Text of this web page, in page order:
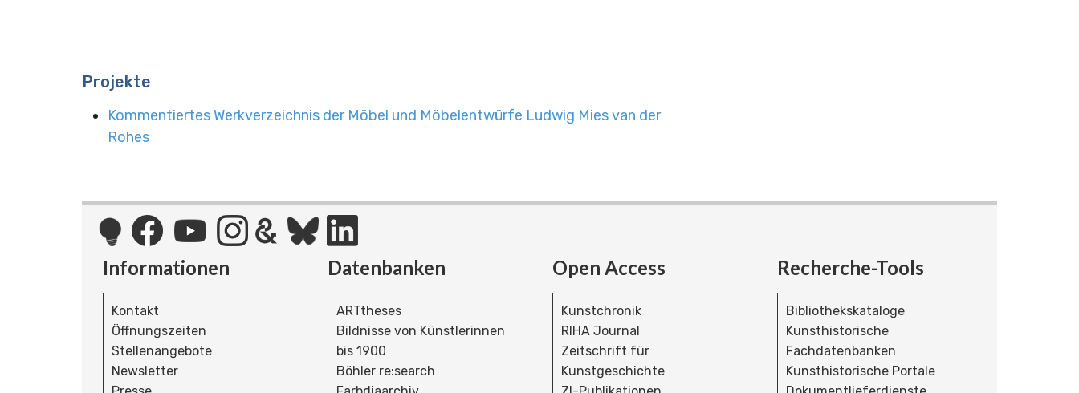
Projekte
Kommentiertes Werkverzeichnis der Möbel und Möbelentwürfe Ludwig Mies van der
Rohes
Informationen
Kontakt
Öffnungszeiten
Stellenangebote
Newsletter
Datenbanken
ARTtheses
Bildnisse von Künstlerinnen
bis 1900
Böhler re:search
Open Access
Kunstchronik
RIHA Journal
Zeitschrift für
Kunstgeschichte
Recherche-Tools
Bibliothekskataloge
Kunsthistorische
Fachdatenbanken
Kunsthistorische Portale